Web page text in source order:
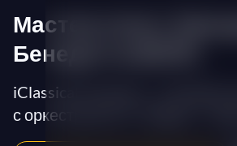
Мастер-класс
Бенедетти (II/IV)
iClassical Academy – Концерт
с оркестром № 1 Гайдна –